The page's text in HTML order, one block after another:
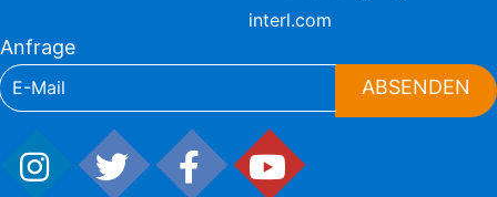
interl.com
Anfrage
ABSENDEN